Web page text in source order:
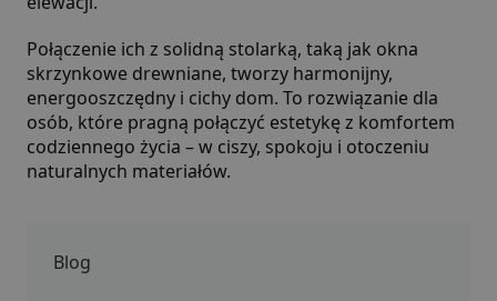
Połączenie ich z solidną stolarką, taką jak okna
skrzynkowe drewniane, tworzy harmonijny,
energooszczędny i cichy dom. To rozwiązanie dla
osób, które pragną połączyć estetykę z komfortem
codziennego życia – w ciszy, spokoju i otoczeniu
naturalnych materiałów.
Blog